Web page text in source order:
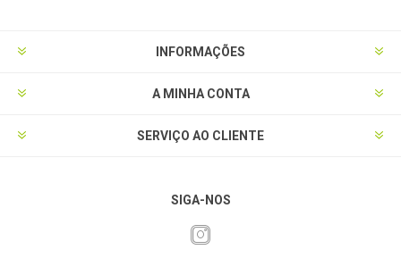
INFORMAÇÕES
A MINHA CONTA
SERVIÇO AO CLIENTE
SIGA-NOS